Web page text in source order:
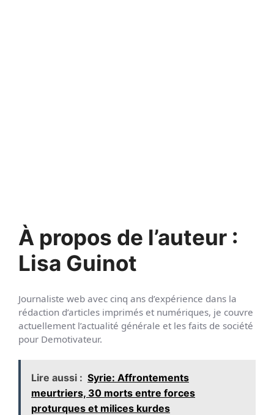
À propos de l’auteur :
Lisa Guinot
Journaliste web avec cinq ans d’expérience dans la
rédaction d’articles imprimés et numériques, je couvre
actuellement l’actualité générale et les faits de société
pour Demotivateur.
Lire aussi : Syrie: Affrontements
meurtriers, 30 morts entre forces
proturques et milices kurdes